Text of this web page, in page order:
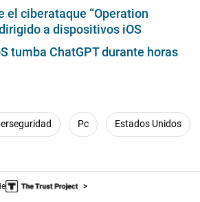
el ciberataque “Operation
a dispositivos iOS
tumba ChatGPT durante horas
Pc Estados Unidos